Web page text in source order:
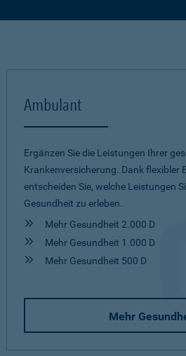
Ambulant
Ergänzen Sie die Leistungen Ihrer
Krankenversicherung. Dank flexibler
entscheiden Sie, welche Leistungen
Gesundheit zu erleben.
Mehr Gesundheit 2.000 D
Mehr Gesundheit 1.000 D
Mehr Gesundheit 500 D
Mehr